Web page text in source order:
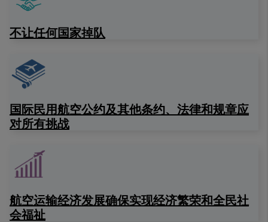
不让任何国家掉队
国际民用航空公约及其他条约、法律和规章应
对所有挑战
航空运输经济发展确保实现经济繁荣和全民社
会福祉